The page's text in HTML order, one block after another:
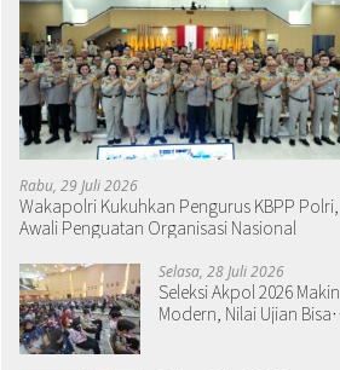
Rabu, 29 Juli 2026
Wakapolri Kukuhkan Pengurus KBPP Polri,
Awali Penguatan Organisasi Nasional
Selasa, 28 Juli 2026
Seleksi Akpol 2026 Makin
Modern, Nilai Ujian Bisa